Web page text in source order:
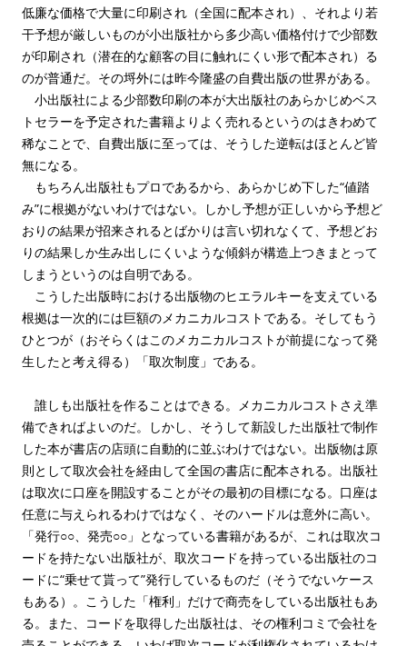
低廉な価格で大量に印刷され（全国に配本され）、それより若
干予想が厳しいものが小出版社から多少高い価格付けで少部数
が印刷され（潜在的な顧客の目に触れにくい形で配本され）る
のが普通だ。その埒外には昨今隆盛の自費出版の世界がある。
小出版社による少部数印刷の本が大出版社のあらかじめベス
トセラーを予定された書籍よりよく売れるというのはきわめて
稀なことで、自費出版に至っては、そうした逆転はほとんど皆
無になる。
もちろん出版社もプロであるから、あらかじめ下した“値踏
み”に根拠がないわけではない。しかし予想が正しいから予想ど
おりの結果が招来されるとばかりは言い切れなくて、予想どお
りの結果しか生み出しにくいような傾斜が構造上つきまとって
しまうというのは自明である。
こうした出版時における出版物のヒエラルキーを支えている
根拠は一次的には巨額のメカニカルコストである。そしてもう
ひとつが（おそらくはこのメカニカルコストが前提になって発
生したと考え得る）「取次制度」である。
誰しも出版社を作ることはできる。メカニカルコストさえ準
備できればよいのだ。しかし、そうして新設した出版社で制作
した本が書店の店頭に自動的に並ぶわけではない。出版物は原
則として取次会社を経由して全国の書店に配本される。出版社
は取次に口座を開設することがその最初の目標になる。口座は
任意に与えられるわけではなく、そのハードルは意外に高い。
「発行○○、発売○○」となっている書籍があるが、これは取次コ
ードを持たない出版社が、取次コードを持っている出版社のコ
ードに“乗せて貰って”発行しているものだ（そうでないケース
もある）。こうした「権利」だけで商売をしている出版社もあ
る。また、コードを取得した出版社は、その権利コミで会社を